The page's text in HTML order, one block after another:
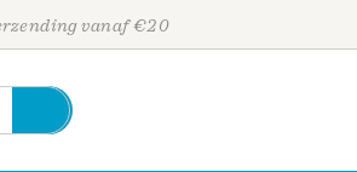
vanaf €20